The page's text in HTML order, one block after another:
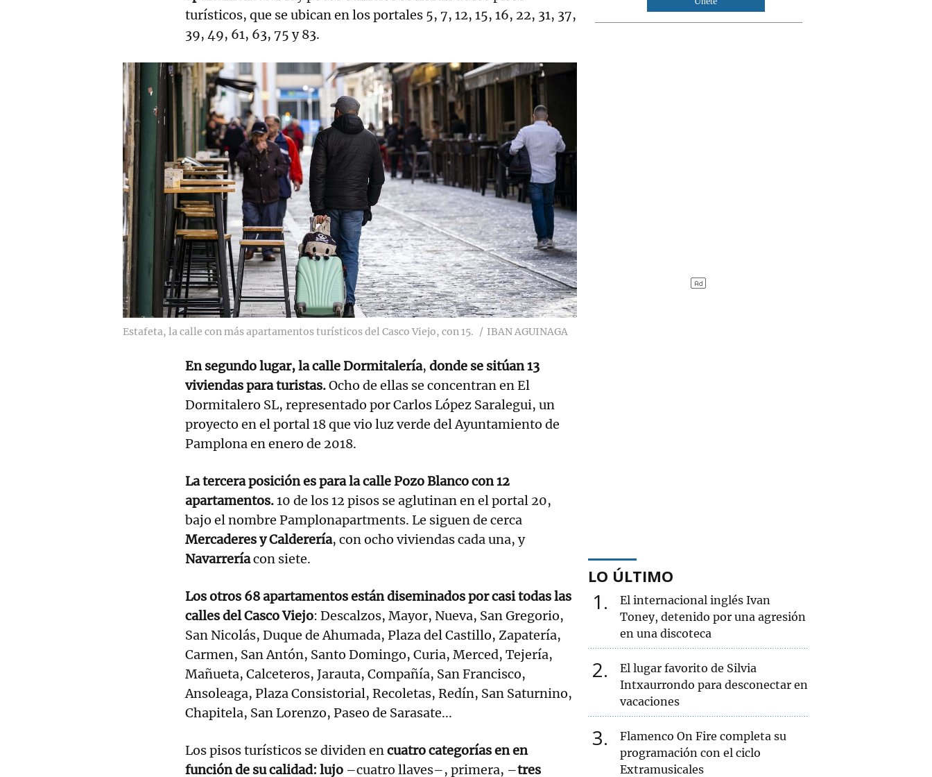
turísticos, que se ubican en los portales 5, 7, 12, 15, 16, 22, 31, 37,
39, 49, 61, 63, 75 y 83.
Estafeta, la calle con más apartamentos turísticos del Casco Viejo, con 15. IBAN AGUINAGA
En segundo lugar, la calle Dormitalería, donde se sitúan 13
viviendas para turistas.Ocho de ellas se concentran en El
Dormitalero SL, representado por Carlos López Saralegui, un
proyecto en el portal 18 que vio luz verde del Ayuntamiento de
Pamplona en enero de 2018.
La tercera posición es para la calle Pozo Blanco con 12
apartamentos.10 de los 12 pisos se aglutinan en el portal 20,
bajo el nombre Pamplonapartments. Le siguen de cerca
Mercaderes y Calderería, con ocho viviendas cada una, y
Navarreríacon siete.
Los otros 68 apartamentos están diseminados por casi todas las
calles del Casco Viejo: Descalzos, Mayor, Nueva, San Gregorio,
San Nicolás, Duque de Ahumada, Plaza del Castillo, Zapatería,
Carmen, San Antón, Santo Domingo, Curia, Merced, Tejería,
Mañueta, Calceteros, Jarauta, Compañía, San Francisco,
Ansoleaga, Plaza Consistorial, Recoletas, Redín, San Saturnino,
Chapitela, San Lorenzo, Paseo de Sarasate...
Los pisos turísticos se dividen encuatro categorías en en
función de su calidad: lujo –cuatro llaves–, primera, –tres
LO ÚLTIMO
1
El internacional inglés Ivan
Toney, detenido por una agresión
en una discoteca
2
El lugar favorito de Silvia
Intxaurrondo para desconectar en
vacaciones
3
Flamenco On Fire completa su
programación con el ciclo
Extramusicales